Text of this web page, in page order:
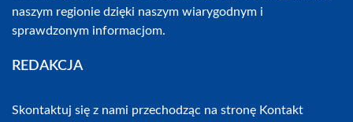
naszym regionie dzięki naszym wiarygodnym i
sprawdzonym informacjom.
REDAKCJA
Skontaktuj się z nami przechodząc na stronę Kontakt